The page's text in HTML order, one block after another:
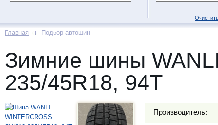
Главная Подбор автошин
Зимние шины
235/45R18, 94T
Производитель: